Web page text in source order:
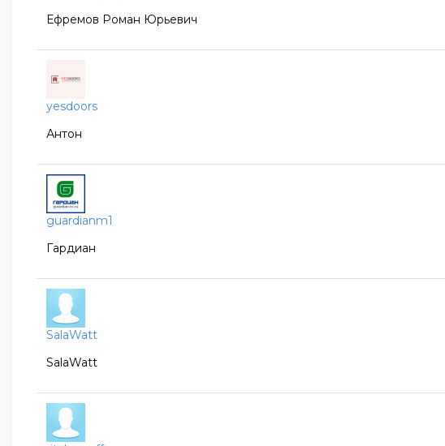
Ефремов Роман Юрьевич
yesdoors
Антон
guardianm1
Гардиан
SalaWatt
SalaWatt